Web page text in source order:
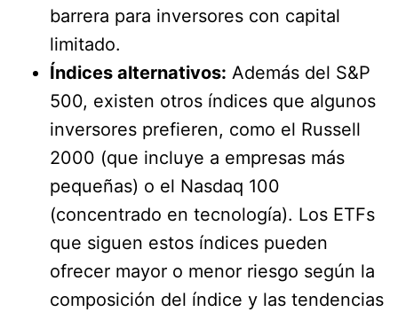
barrera para inversores con capital
limitado.
Índices alternativos: Además del S&P
500, existen otros índices que algunos
inversores prefieren, como el Russell
2000 (que incluye a empresas más
pequeñas) o el Nasdaq 100
(concentrado en tecnología). Los ETFs
que siguen estos índices pueden
ofrecer mayor o menor riesgo según la
composición del índice y las tendencias